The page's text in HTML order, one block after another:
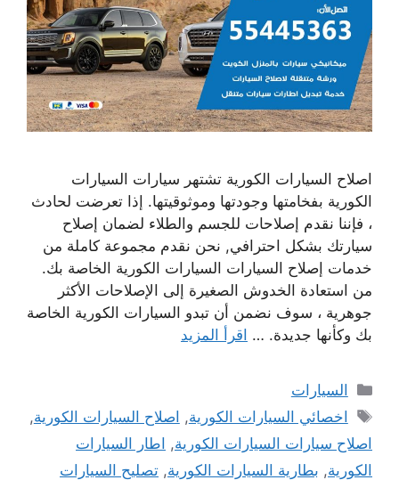
اصلاح السيارات الكورية تشتهر سيارات السيارات
الكورية بفخامتها وجودتها وموثوقيتها. إذا تعرضت لحادث
، فإننا نقدم إصلاحات للجسم والطلاء لضمان إصلاح
سيارتك بشكل احترافي, نحن نقدم مجموعة كاملة من
خدمات إصلاح السيارات السيارات الكورية الخاصة بك.
من استعادة الخدوش الصغيرة إلى الإصلاحات الأكثر
جوهرية ، سوف نضمن أن تبدو السيارات الكورية الخاصة
بك وكأنها جديدة. … اقرأ المزيد
التصنيفات
السيارات
الوسوم
اخصائي السيارات الكورية, اصلاح السيارات الكورية,
اصلاح سيارات السيارات الكورية, اطار السيارات
الكورية, بطارية السيارات الكورية, تصليح السيارات